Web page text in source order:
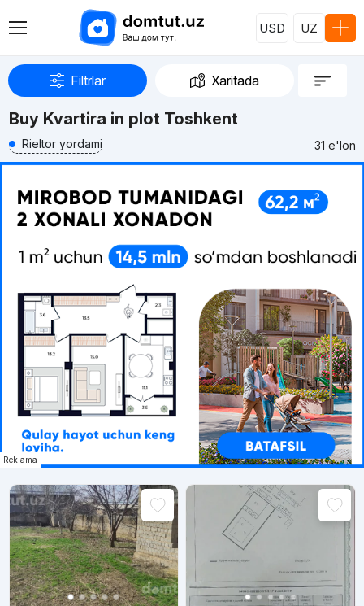
USD UZ
Filtrlar Xaritada
Buy Kvartira in plot Toshkent
31 e'lon
Rieltor yordami
Reklama